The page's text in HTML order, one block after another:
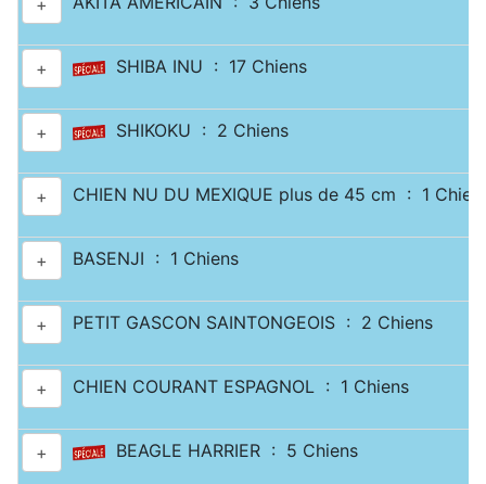
+
+ SHIBA INU : 17 Chiens
+ SHIKOKU : 2 Chiens
+ CHIEN NU DU MEXIQUE plus de 45 cm : 1
+ BASENJI : 1 Chiens
+ PETIT GASCON SAINTONGEOIS : 2 Chiens
+ CHIEN COURANT ESPAGNOL : 1 Chiens
+ BEAGLE HARRIER : 5 Chiens